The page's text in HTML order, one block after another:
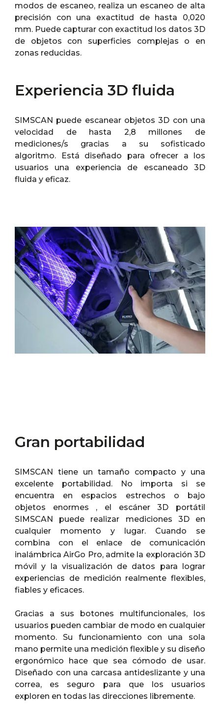
modos de escaneo, realiza un escaneo de alta
precisión con una exactitud de hasta 0,020
mm. Puede capturar con exactitud los datos 3D
de objetos con superficies complejas o en
zonas reducidas.
Experiencia 3D fluida
SIMSCAN puede escanear objetos 3D con una
velocidad de hasta 2,8 millones de
mediciones/s gracias a su sofisticado
algoritmo. Está diseñado para ofrecer a los
usuarios una experiencia de escaneado 3D
fluida y eficaz.
Gran portabilidad
SIMSCAN tiene un tamaño compacto y una
excelente portabilidad. No importa si se
encuentra en espacios estrechos o bajo
objetos enormes , el escáner 3D portátil
SIMSCAN puede realizar mediciones 3D en
cualquier momento y lugar. Cuando se
combina con el enlace de comunicación
inalámbrica AirGo Pro, admite la exploración 3D
móvil y la visualización de datos para lograr
experiencias de medición realmente flexibles,
fiables y eficaces.
Gracias a sus botones multifuncionales, los
usuarios pueden cambiar de modo en cualquier
momento. Su funcionamiento con una sola
mano permite una medición flexible y su diseño
ergonómico hace que sea cómodo de usar.
Diseñado con una carcasa antideslizante y una
correa, es seguro para que los usuarios
exploren en todas las direcciones libremente.